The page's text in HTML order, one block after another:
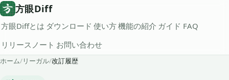
方眼Diff
方眼Diffとは ダウンロード 使い方機能の紹介 ガイド FAQ
リリースノート お問い合わせ
ホーム/リーガル/改訂履歴